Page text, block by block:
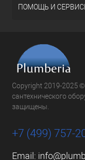
ПОМОЩЬ И
Copyright 2019-2025
сантехнического
защищены.
+7 (499) 757-
Email: